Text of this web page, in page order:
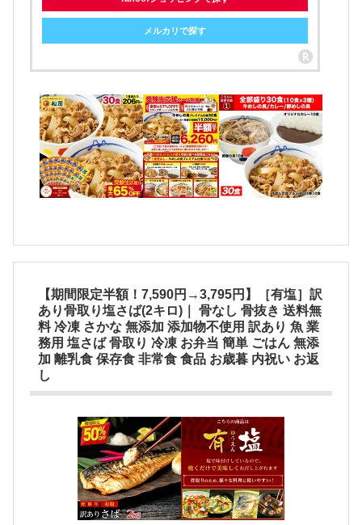
メルカリで探す
【期間限定半額！7,590円→3,795円】［有塩］訳
あり骨取り塩さば(2キロ)｜ 骨なし 骨抜き 送料無
料 冷凍 さかな 無添加 添加物不使用 訳あり 魚 業
務用 塩さば 骨取り 冷凍 お弁当 簡単 ごはん 無添
加 離乳食 保存食 非常食 食品 お歳暮 内祝い お返
し